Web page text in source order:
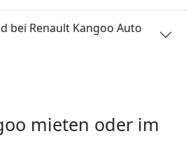
bei Renault Kangoo Auto
mieten oder im